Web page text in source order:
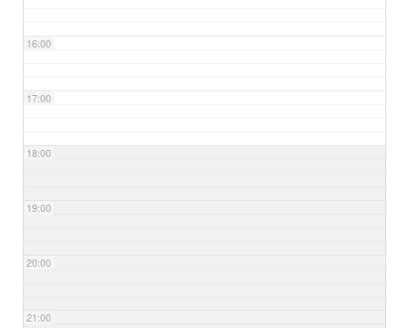
16:00
17:00
18:00
19:00
20:00
21:00